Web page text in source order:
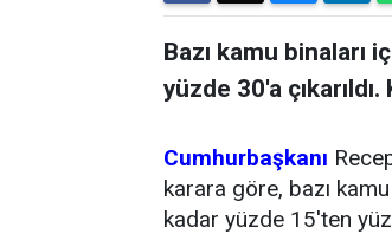
Bazı kamu binaları
yüzde 30'a
Cumhurbaşkanı
karara göre, bazı
kadar yüzde 15'ten